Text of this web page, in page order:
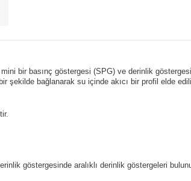
bir basınç göstergesi (SPG) ve derinlik
şekilde bağlanarak su içinde akıcı bir profil elde
göstergesinde aralıklı derinlik göstergeleri